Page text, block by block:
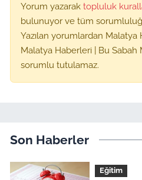
Yorum yazarak topluluk
bulunuyor ve tüm
Yazılan yorumlardan Malatya
Malatya Haberleri | Bu
sorumlu tutulamaz.
Son Haberler
Eğitim